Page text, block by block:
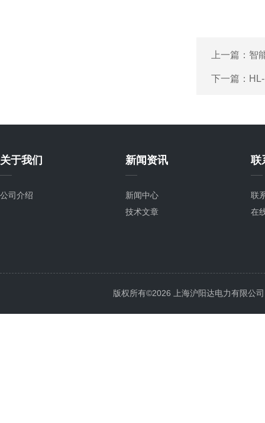
上一篇： 智
下一篇：
关于我们
公司介绍
新闻资讯
新闻中心
技术文章
联
联
在
版权所有©2026 上海沪阳达电力有限公